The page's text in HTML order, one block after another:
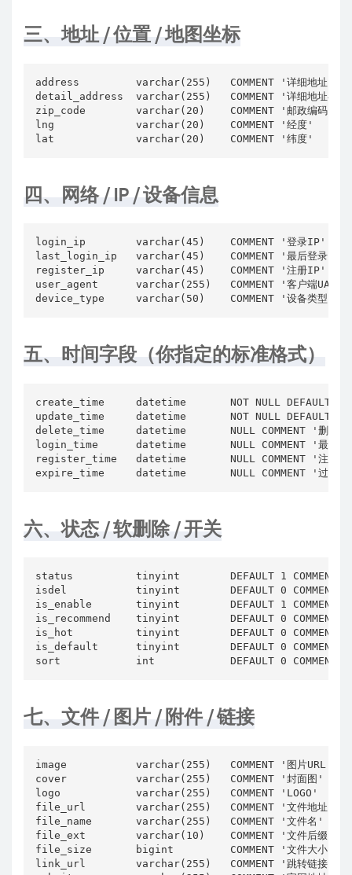
三、地址 / 位置 / 地图坐标
address         varchar(255)   COMMENT '详细地址'
detail_address  varchar(255)   COMMENT '详细地址补
zip_code        varchar(20)    COMMENT '邮政编码'
lng             varchar(20)    COMMENT '经度'
lat             varchar(20)    COMMENT '纬度'
四、网络 / IP / 设备信息
login_ip        varchar(45)    COMMENT '登录IP'
last_login_ip   varchar(45)    COMMENT '最后登录IP'
register_ip     varchar(45)    COMMENT '注册IP'
user_agent      varchar(255)   COMMENT '客户端UA信
device_type     varchar(50)    COMMENT '设备类型
五、时间字段（你指定的标准格式）
create_time     datetime       NOT NULL DEFAULT
update_time     datetime       NOT NULL DEFAULT
delete_time     datetime       NULL COMMENT '删除时间
login_time      datetime       NULL COMMENT '最后登
register_time   datetime       NULL COMMENT '注册时
expire_time     datetime       NULL COMMENT '过期时
六、状态 / 软删除 / 开关
status          tinyint        DEFAULT 1 COMMENT '状
isdel           tinyint        DEFAULT 0 COMMENT '
is_enable       tinyint        DEFAULT 1 COMMENT '
is_recommend    tinyint        DEFAULT 0 COMMENT '
is_hot          tinyint        DEFAULT 0 COMMENT '
is_default      tinyint        DEFAULT 0 COMMENT '
sort            int            DEFAULT 0 COMMENT '
七、文件 / 图片 / 附件 / 链接
image           varchar(255)   COMMENT '图片URL'
cover           varchar(255)   COMMENT '封面图'
logo            varchar(255)   COMMENT 'LOGO'
file_url        varchar(255)   COMMENT '文件地址'
file_name       varchar(255)   COMMENT '文件名'
file_ext        varchar(10)    COMMENT '文件后缀'
file_size       bigint         COMMENT '文件大小（字
link_url        varchar(255)   COMMENT '跳转链接'